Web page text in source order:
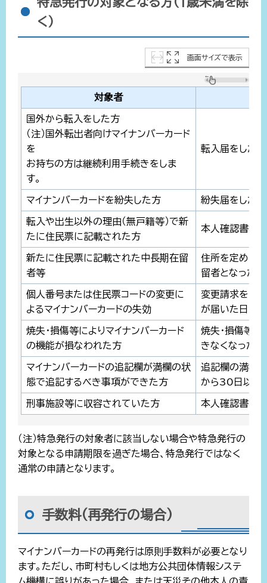
く）
画面サイズで表示
対象者
国外から転入をした方
（注）国外転出者向けマイナンバーカード
を
お持ちの方は継続利用手続きをしま
す。
転入届をした
マイナンバーカードを紛失した方 紛失届をした
転入や出生以外の理由（無戸籍等）で新
たに住民票に記載された方
本人確認書類
新たに住民票に記載された中長期在留
者等
住所を定めて
留者となった
個人番号または住民票コードの変更に
よるマイナンバーカードの失効
変更請求をし
が届いた日か
焼失・損傷等によりマイナンバーカード
の機能が損なわれた方
焼失・損傷等に
きなくなった
マイナンバーカードの追記欄が満欄の状
態で追記するべき事項ができた方
追記欄の満欄
から30日以内
刑事施設等に収容されていた方 本人確認書類
（注）特急発行の対象者に該当しない場合や特急発行の
対象となる申請期限を過ぎた場合、特急発行ではなく
通常の申請となります。
手数料(再発行の場合)
マイナンバーカードの再発行は原則手数料が必要となり
ます。ただし、市町村もしくは地方公共団体情報システ